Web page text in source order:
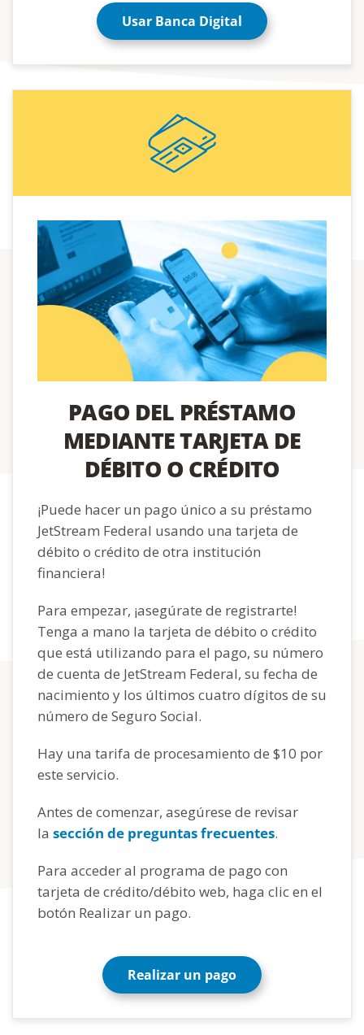
Usar Banca Digital
PAGO DEL PRÉSTAMO
MEDIANTE TARJETA DE
DÉBITO O CRÉDITO
¡Puede hacer un pago único a su préstamo
JetStream Federal usando una tarjeta de
débito o crédito de otra institución
financiera!
Para empezar, ¡asegúrate de registrarte!
Tenga a mano la tarjeta de débito o crédito
que está utilizando para el pago, su número
de cuenta de JetStream Federal, su fecha de
nacimiento y los últimos cuatro dígitos de su
número de Seguro Social.
Hay una tarifa de procesamiento de $10 por
este servicio.
Antes de comenzar, asegúrese de revisar
la sección de preguntas frecuentes.
Para acceder al programa de pago con
tarjeta de crédito/débito web, haga clic en el
botón Realizar un pago.
Realizar un pago